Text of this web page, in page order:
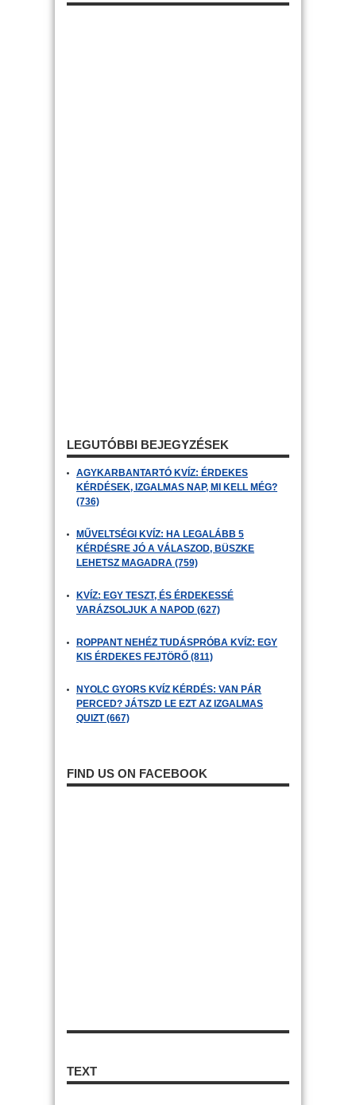
LEGUTÓBBI BEJEGYZÉSEK
AGYKARBANTARTÓ KVÍZ: ÉRDEKES
KÉRDÉSEK, IZGALMAS NAP, MI KELL MÉG?
(736)
MŰVELTSÉGI KVÍZ: HA LEGALÁBB 5
KÉRDÉSRE JÓ A VÁLASZOD, BÜSZKE
LEHETSZ MAGADRA (759)
KVÍZ: EGY TESZT, ÉS ÉRDEKESSÉ
VARÁZSOLJUK A NAPOD (627)
ROPPANT NEHÉZ TUDÁSPRÓBA KVÍZ: EGY
KIS ÉRDEKES FEJTÖRŐ (811)
NYOLC GYORS KVÍZ KÉRDÉS: VAN PÁR
PERCED? JÁTSZD LE EZT AZ IZGALMAS
QUIZT (667)
FIND US ON FACEBOOK
TEXT